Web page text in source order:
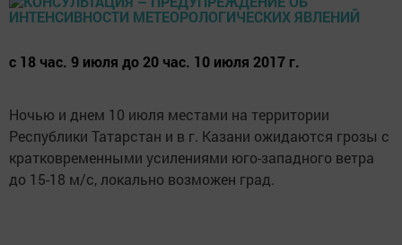
с 18 час. 9 июля до 20 час. 10 июля 2017 г.
Ночью и днем 10 июля местами на территории
Республики Татарстан и в г. Казани ожидаются грозы с
кратковременными усилениями юго-западного ветра
до 15-18 м/с, локально возможен град.